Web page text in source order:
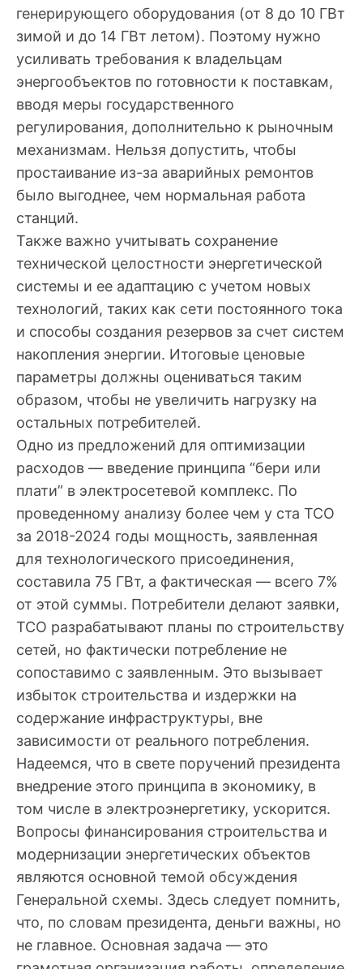
генерирующего оборудования (от 8 до 10 ГВт
зимой и до 14 ГВт летом). Поэтому нужно
усиливать требования к владельцам
энергообъектов по готовности к поставкам,
вводя меры государственного
регулирования, дополнительно к рыночным
механизмам. Нельзя допустить, чтобы
простаивание из-за аварийных ремонтов
было выгоднее, чем нормальная работа
станций.
Также важно учитывать сохранение
технической целостности энергетической
системы и ее адаптацию с учетом новых
технологий, таких как сети постоянного тока
и способы создания резервов за счет систем
накопления энергии. Итоговые ценовые
параметры должны оцениваться таким
образом, чтобы не увеличить нагрузку на
остальных потребителей.
Одно из предложений для оптимизации
расходов — введение принципа “бери или
плати” в электросетевой комплекс. По
проведенному анализу более чем у ста ТСО
за 2018-2024 годы мощность, заявленная
для технологического присоединения,
составила 75 ГВт, а фактическая — всего 7%
от этой суммы. Потребители делают заявки,
ТСО разрабатывают планы по строительству
сетей, но фактически потребление не
сопоставимо с заявленным. Это вызывает
избыток строительства и издержки на
содержание инфраструктуры, вне
зависимости от реального потребления.
Надеемся, что в свете поручений президента
внедрение этого принципа в экономику, в
том числе в электроэнергетику, ускорится.
Вопросы финансирования строительства и
модернизации энергетических объектов
являются основной темой обсуждения
Генеральной схемы. Здесь следует помнить,
что, по словам президента, деньги важны, но
не главное. Основная задача — это